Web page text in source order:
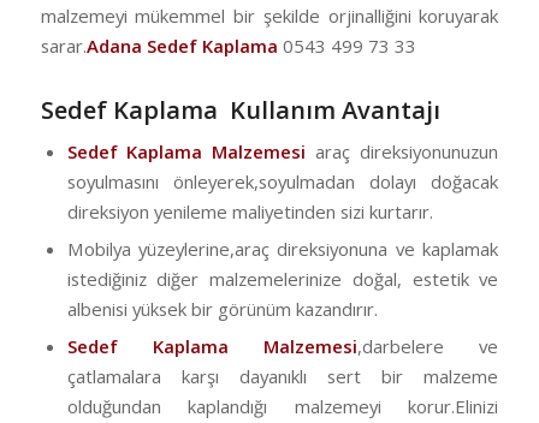
malzemeyi mükemmel bir şekilde orjinalliğini koruyarak
sarar.Adana Sedef Kaplama 0543 499 73 33
Sedef Kaplama Kullanım Avantajı
Sedef Kaplama Malzemesi araç direksiyonunuzun
soyulmasını önleyerek,soyulmadan dolayı doğacak
direksiyon yenileme maliyetinden sizi kurtarır.
Mobilya yüzeylerine,araç direksiyonuna ve kaplamak
istediğiniz diğer malzemelerinize doğal, estetik ve
albenisi yüksek bir görünüm kazandırır.
Sedef Kaplama Malzemesi,darbelere ve
çatlamalara karşı dayanıklı sert bir malzeme
olduğundan kaplandığı malzemeyi korur.Elinizi